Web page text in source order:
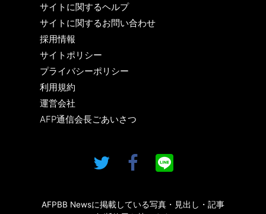
サイトに関するヘルプ
サイトに関するお問い合わせ
採用情報
サイトポリシー
プライバシーポリシー
利用規約
運営会社
AFP通信会長ごあいさつ
AFPBB Newsに掲載している写真・見出し・記事